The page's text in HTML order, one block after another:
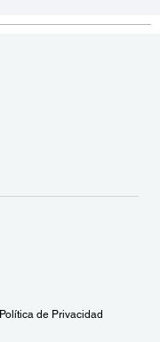
Política de Privacidad